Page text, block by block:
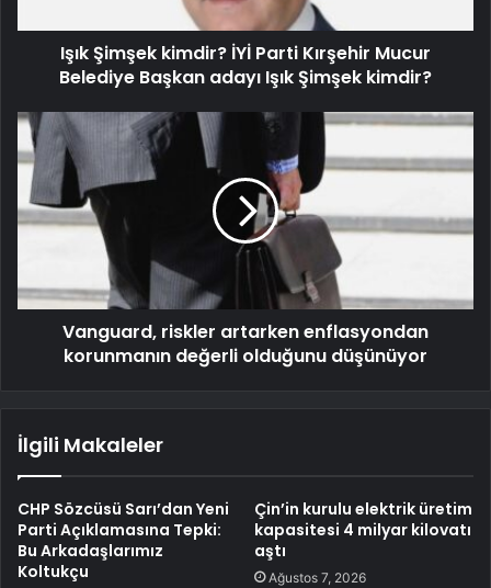
Işık Şimşek kimdir? İYİ Parti Kırşehir Mucur
Belediye Başkan adayı Işık Şimşek kimdir?
Vanguard, riskler artarken enflasyondan
korunmanın değerli olduğunu düşünüyor
İlgili Makaleler
CHP Sözcüsü Sarı’dan Yeni
Parti Açıklamasına Tepki:
Bu Arkadaşlarımız
Koltukçu
Çin’in kurulu elektrik üretim
kapasitesi 4 milyar kilovatı
aştı
Ağustos 7, 2026